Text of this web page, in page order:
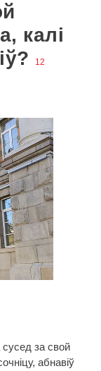
калі
12
за свой
абнавіў